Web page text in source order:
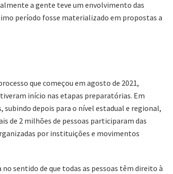
a gente teve um envolvimento das
período fosse materializado em propostas a
que começou em agosto de 2021,
início nas etapas preparatórias. Em
depois para o nível estadual e regional,
de 2 milhões de pessoas participaram das
por instituições e movimentos
sentido de que todas as pessoas têm direito à